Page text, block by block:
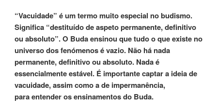
“Vacuidade” é um termo muito especial no budismo.
Significa “destituído de aspeto permanente, definitivo
ou absoluto”. O Buda ensinou que tudo o que existe no
universo dos fenómenos é vazio. Não há nada
permanente, definitivo ou absoluto. Nada é
essencialmente estável. É importante captar a ideia de
vacuidade, assim como a de impermanência,
para entender os ensinamentos do Buda.